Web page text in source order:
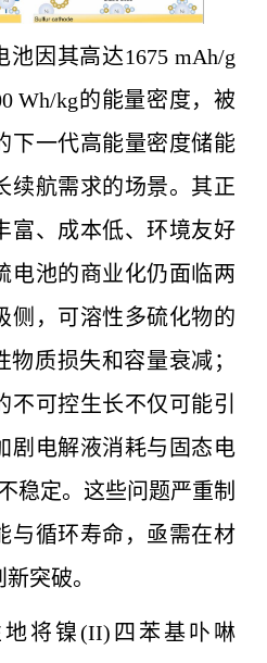
池因其高达1675 mAh/g
Wh/kg的能量密度，被
下一代高能量密度储能
续航需求的场景。其正
富、成本低、环境友好
电池的商业化仍面临两
侧，可溶性多硫化物的
物质损失和容量衰减；
不可控生长不仅可能引
剧电解液消耗与固态电
稳定。这些问题严重制
与循环寿命，亟需在材
突破。
将镍(II)四苯基卟啉